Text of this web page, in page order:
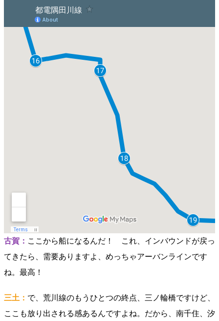
古賀： ここから船になるんだ！ これ、インバウンドが戻っ
てきたら、需要ありますよ、めっちゃアーバンラインです
ね。最高！
三土： で、荒川線のもうひとつの終点、三ノ輪橋ですけど、
ここも放り出される感あるんですよね。だから、南千住、汐